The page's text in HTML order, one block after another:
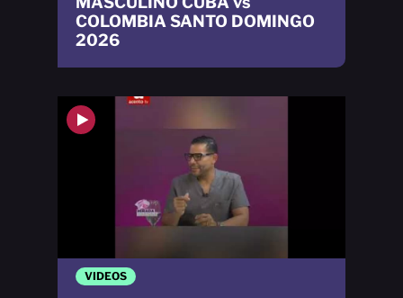
COLOMBIA SANTO DOMINGO
2026
VIDEOS